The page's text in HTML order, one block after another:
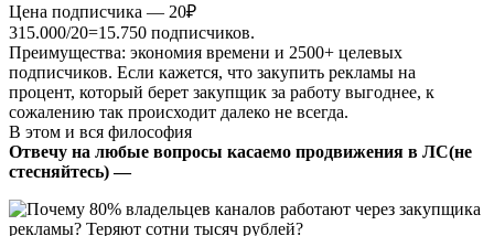
Цена подписчика — 20₽
315.000/20=15.750 подписчиков.
Преимущества: экономия времени и 2500+ целевых
подписчиков. Если кажется, что закупить рекламы на
процент, который берет закупщик за работу выгоднее, к
сожалению так происходит далеко не всегда.
В этом и вся философия
Отвечу на любые вопросы касаемо продвижения в ЛС(не
стесняйтесь) —